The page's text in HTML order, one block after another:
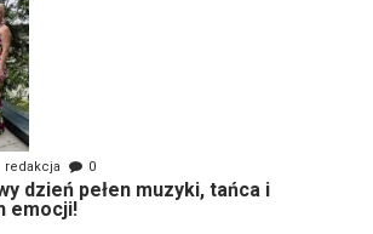
redakcja 0
dzień pełen muzyki, tańca i
emocji!